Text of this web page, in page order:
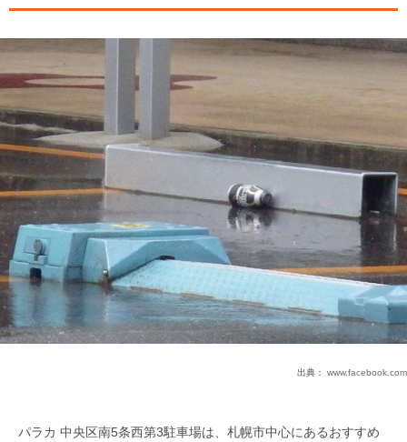
出典： www.facebook.com
パラカ 中央区南5条西第3駐車場は、札幌市中心にあるおすすめ